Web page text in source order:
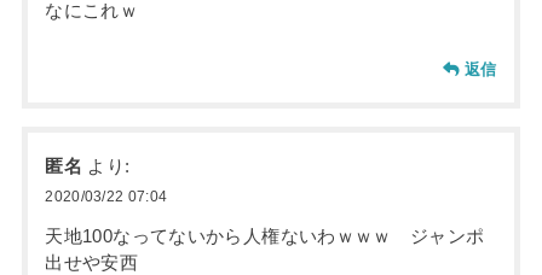
なにこれｗ
返信
匿名 より:
2020/03/22 07:04
天地100なってないから人権ないわｗｗｗ ジャンポ
出せや安西